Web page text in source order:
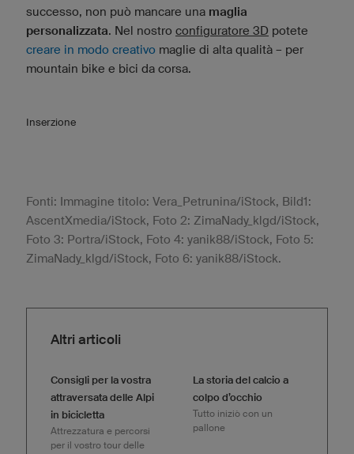
successo, non può mancare una maglia
personalizzata. Nel nostro configuratore 3D potete
creare in modo creativo maglie di alta qualità – per
mountain bike e bici da corsa.
Inserzione
Fonti: Immagine titolo: Vera_Petrunina/iStock, Bild1:
AscentXmedia/iStock, Foto 2: ZimaNady_klgd/iStock,
Foto 3: Portra/iStock, Foto 4: yanik88/iStock, Foto 5:
ZimaNady_klgd/iStock, Foto 6: yanik88/iStock.
Altri articoli
Consigli per la vostra
attraversata delle Alpi
in bicicletta
Attrezzatura e percorsi
per il vostro tour delle
La storia del calcio a
colpo d’occhio
Tutto iniziò con un
pallone